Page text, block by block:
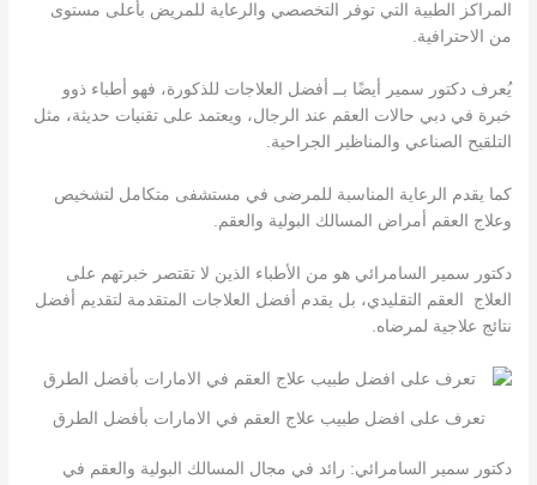
المراكز الطبية التي توفر التخصصي والرعاية للمريض بأعلى مستوى
من الاحترافية.
يُعرف دكتور سمير أيضًا بــ أفضل العلاجات للذكورة، فهو أطباء ذوو
خبرة في دبي حالات العقم عند الرجال، ويعتمد على تقنيات حديثة، مثل
التلقيح الصناعي والمناظير الجراحية.
كما يقدم الرعاية المناسبة للمرضى في مستشفى متكامل لتشخيص
وعلاج العقم أمراض المسالك البولية والعقم.
دكتور سمير السامرائي هو من الأطباء الذين لا تقتصر خبرتهم على
العلاج العقم التقليدي، بل يقدم أفضل العلاجات المتقدمة لتقديم أفضل
نتائج علاجية لمرضاه.
تعرف على افضل طبيب علاج العقم في الامارات بأفضل الطرق
دكتور سمير السامرائي: رائد في مجال المسالك البولية والعقم في